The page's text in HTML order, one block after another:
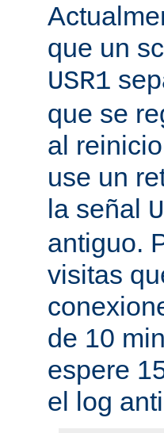
que un
USR1
que se
al
use un
la señal
antiguo.
visitas
de 10
espere
el log